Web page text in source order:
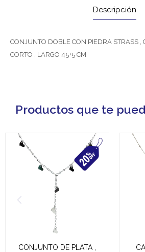
Descripción
CONJUNTO DOBLE CON PIEDRA STRASS ,
CORTO , LARGO 45+5 CM
Productos que te
CONJUNTO DE PLATA ,